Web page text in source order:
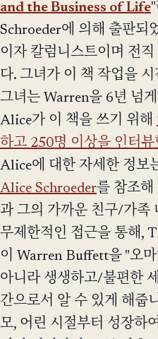
and the Business of Life
Schroeder에 의해 출판되
이자 칼럼니스트이며 전
다. 그녀가 이 책 작업을
그녀는 Warren을 6년 넘
Alice가 이 책을 쓰기 위해
하고 250명 이상을 인터뷰
Alice에 대한 자세한 정보
Alice Schroeder를 참조
과 그의 가까운 친구/가족
무제한적인 접근을 통해,
이 Warren Buffett을 "오
아니라 생생하고/불편한
간으로서 알 수 있게 해줍
모, 어린 시절부터 성장하